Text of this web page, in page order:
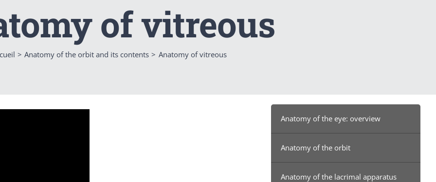
of vitreous
Anatomy of the orbit and its contents Anatomy of vitreous
Anatomy of the eye: overview
Anatomy of the orbit
Anatomy of the lacrimal apparatus